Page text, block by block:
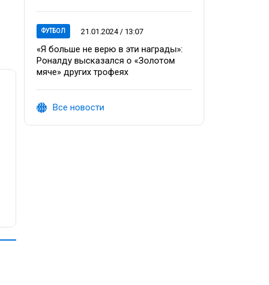
ФУТБОЛ 21.01.2024 / 13:07
«Я больше не верю в эти награды»:
Роналду высказался о «Золотом
мяче» других трофеях
Все новости